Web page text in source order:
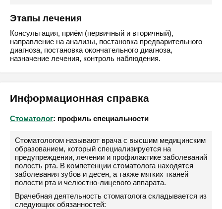
Этапы лечения
Консультация, приём (первичный и вторичный),
направление на анализы, постановка предварительного
диагноза, постановка окончательного диагноза,
назначение лечения, контроль наблюдения.
Информационная справка
Стоматолог: профиль специальности
Стоматологом называют врача с высшим медицинским
образованием, который специализируется на
предупреждении, лечении и профилактике заболеваний
полость рта. В компетенции стоматолога находятся
заболевания зубов и десен, а также мягких тканей
полости рта и челюстно-лицевого аппарата.
Врачебная деятельность стоматолога складывается из
следующих обязанностей: